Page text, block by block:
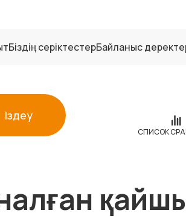
Біздің серіктестерБайланыс
Іздеу
СПИСОК